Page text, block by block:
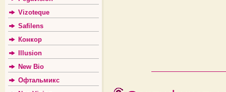
Vizoteque
Safilens
Конкор
Illusion
New Bio
Офтальмикс